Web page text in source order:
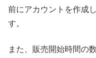
前にアカウントを作成
す。
また、販売開始時間の